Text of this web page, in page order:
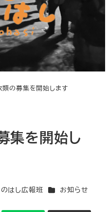
類の募集を開始します
集を開始し
はし広報班 カテゴリー
お知らせ